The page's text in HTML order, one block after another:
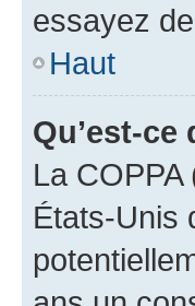
essayez
Haut
Qu’est-ce
La
États-Unis